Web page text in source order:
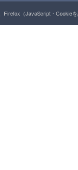
Firefox（JavaScript・Cookie